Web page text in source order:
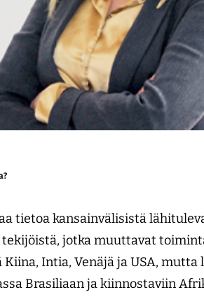
tietoa kansainvälisistä
jotka muuttavat
Intia, Venäjä ja USA,
Brasiliaan ja kiinnostaviin